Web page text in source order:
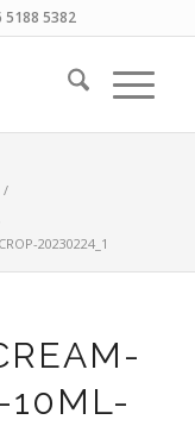
5188 5382
/
20230224_1
10ML-